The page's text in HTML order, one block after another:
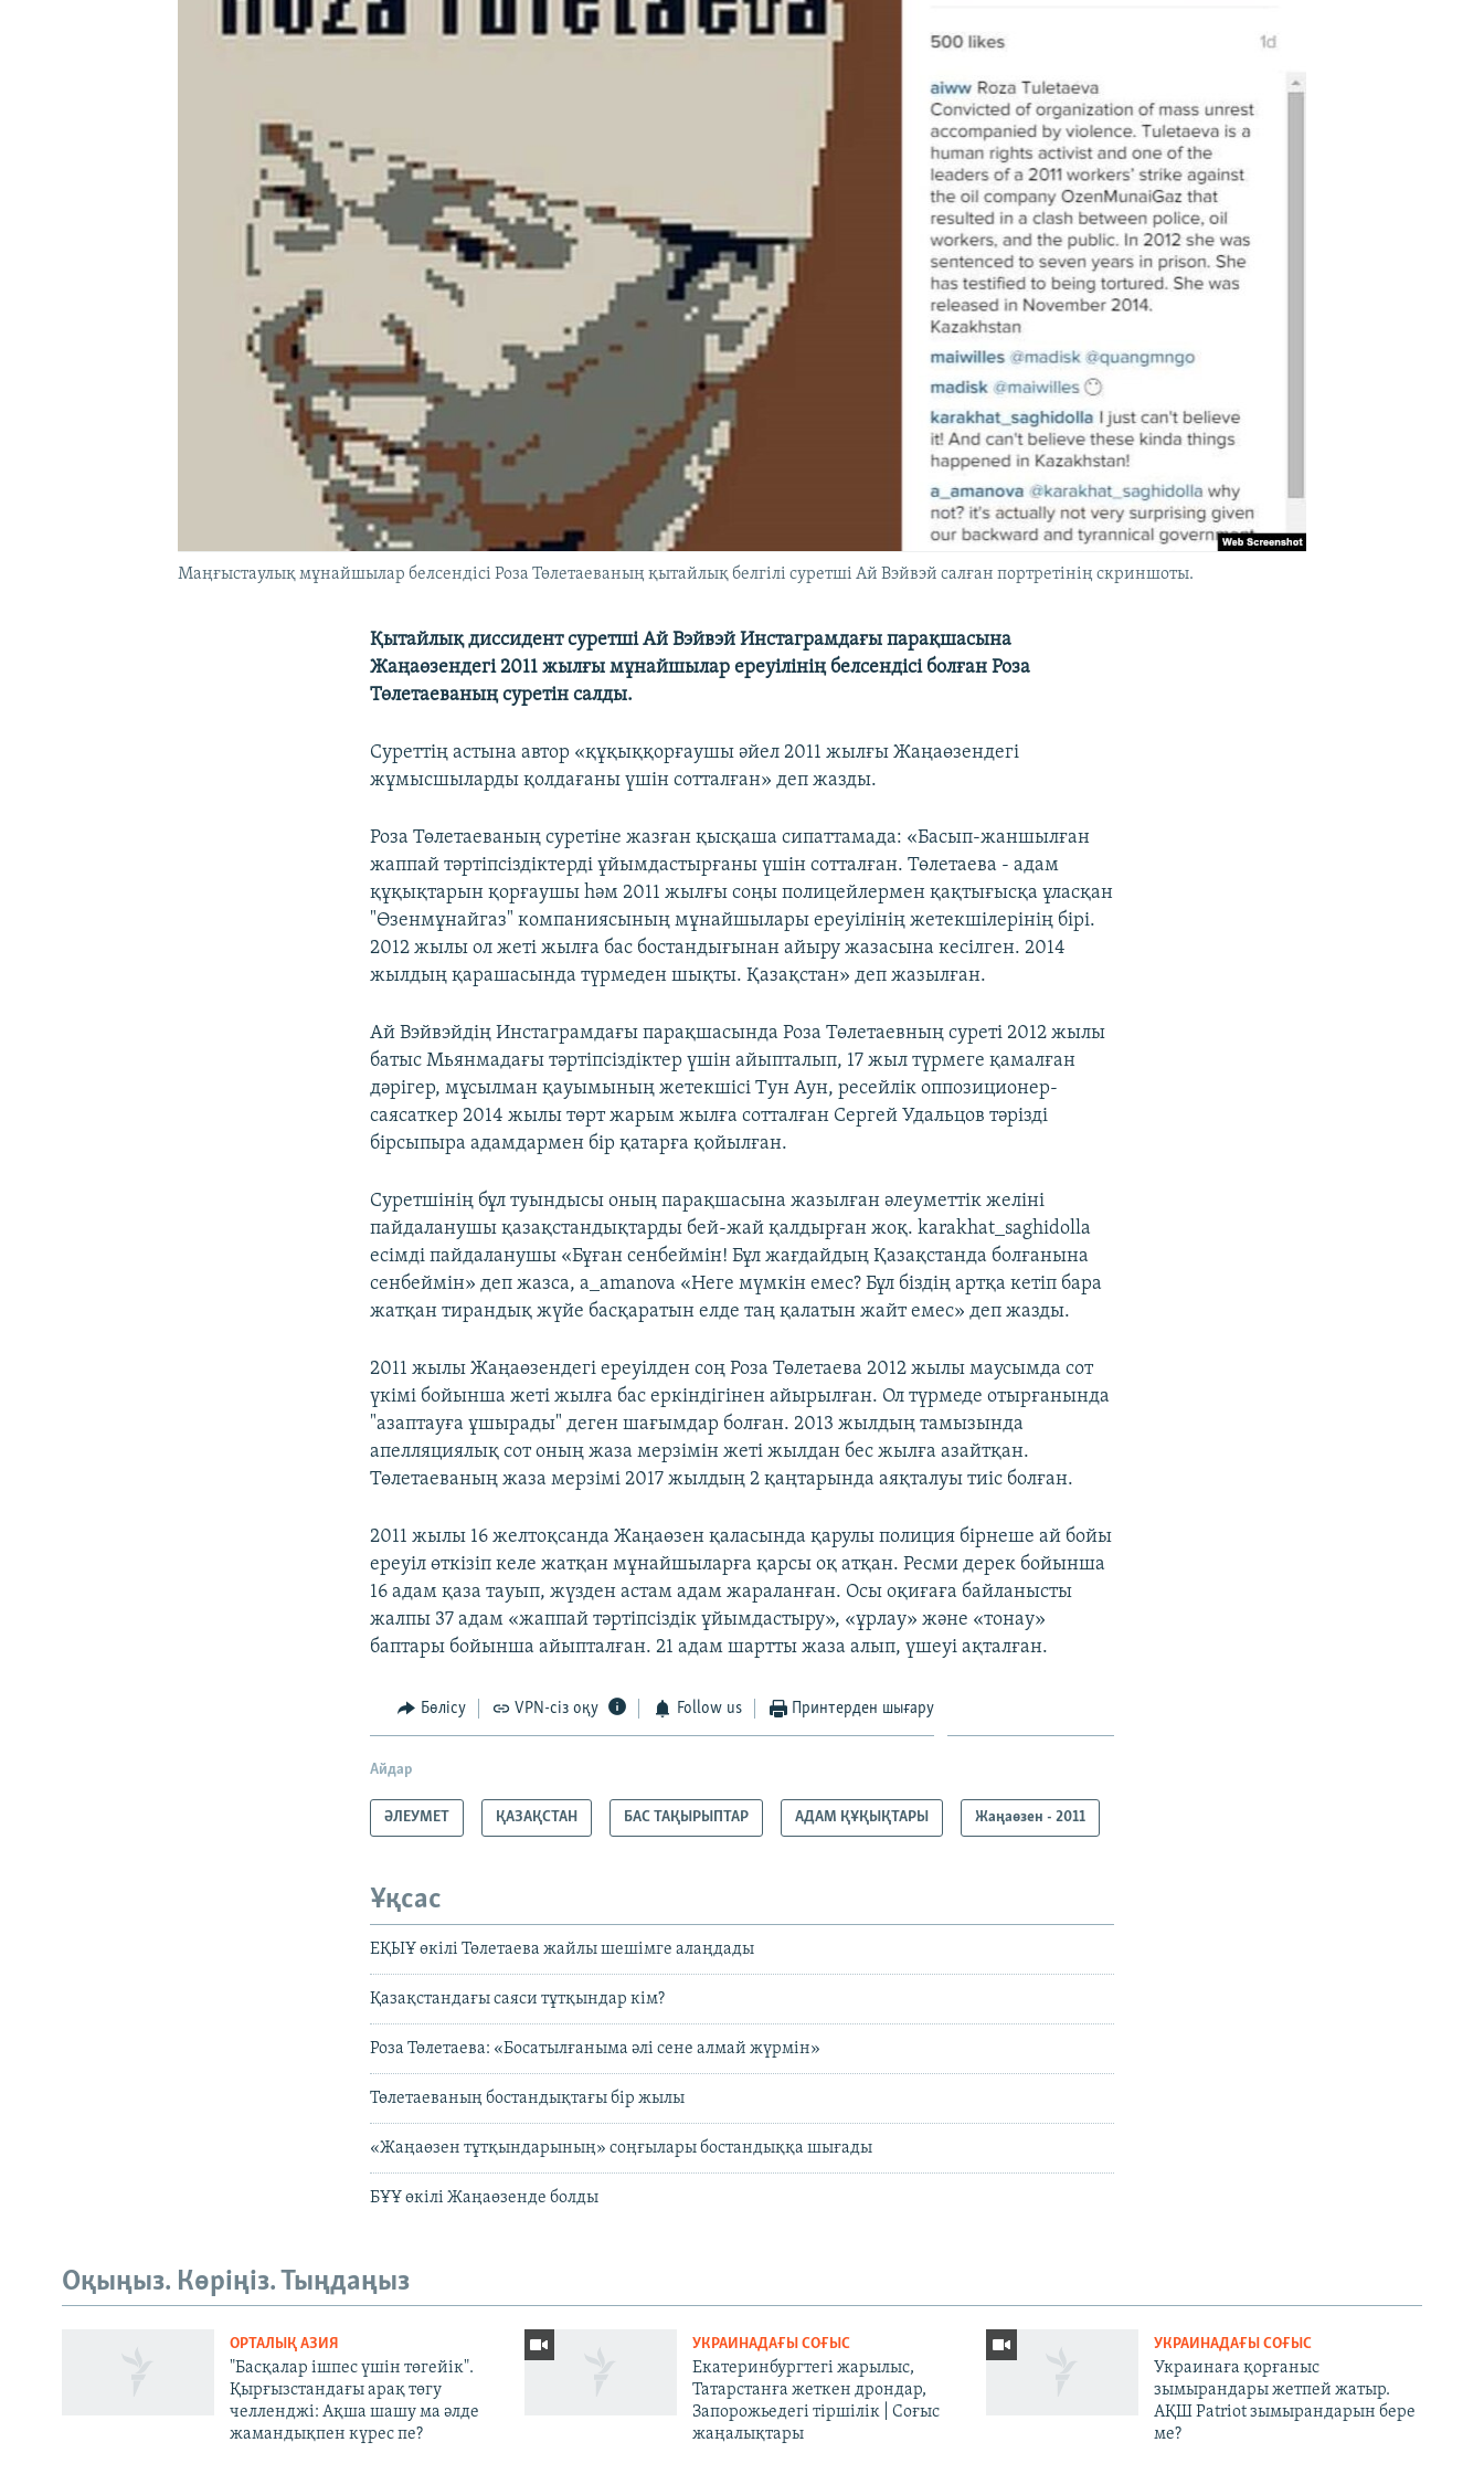
Маңғыстаулық мұнайшылар белсендісі Роза Төлетаеваның қытайлық белгілі суретші Ай Вэйвэй салған портретінің скриншоты.
Қытайлық диссидент суретші Ай Вэйвэй Инстаграмдағы парақшасына
Жаңаөзендегі 2011 жылғы мұнайшылар ереуілінің белсендісі болған Роза
Төлетаеваның суретін салды.
Суреттің астына автор «құқыққорғаушы әйел 2011 жылғы Жаңаөзендегі
жұмысшыларды қолдағаны үшін сотталған» деп жазды.
Роза Төлетаеваның суретіне жазған қысқаша сипаттамада: «Басып-жаншылған
жаппай тәртіпсіздіктерді ұйымдастырғаны үшін сотталған. Төлетаева - адам
құқықтарын қорғаушы һәм 2011 жылғы соңы полицейлермен қақтығысқа ұласқан
"Өзенмұнайгаз" компаниясының мұнайшылары ереуілінің жетекшілерінің бірі.
2012 жылы ол жеті жылға бас бостандығынан айыру жазасына кесілген. 2014
жылдың қарашасында түрмеден шықты. Қазақстан» деп жазылған.
Ай Вэйвэйдің Инстаграмдағы парақшасында Роза Төлетаевның суреті 2012 жылы
батыс Мьянмадағы тәртіпсіздіктер үшін айыпталып, 17 жыл түрмеге қамалған
дәрігер, мұсылман қауымының жетекшісі Тун Аун, ресейлік оппозиционер-
саясаткер 2014 жылы төрт жарым жылға сотталған Сергей Удальцов тәрізді
бірсыпыра адамдармен бір қатарға қойылған.
Суретшінің бұл туындысы оның парақшасына жазылған әлеуметтік желіні
пайдаланушы қазақстандықтарды бей-жай қалдырған жоқ. karakhat_saghidolla
есімді пайдаланушы «Бұған сенбеймін! Бұл жағдайдың Қазақстанда болғанына
сенбеймін» деп жазса, a_amanova «Неге мүмкін емес? Бұл біздің артқа кетіп бара
жатқан тирандық жүйе басқаратын елде таң қалатын жайт емес» деп жазды.
2011 жылы Жаңаөзендегі ереуілден соң Роза Төлетаева 2012 жылы маусымда сот
үкімі бойынша жеті жылға бас еркіндігінен айырылған. Ол түрмеде отырғанында
"азаптауға ұшырады" деген шағымдар болған. 2013 жылдың тамызында
апелляциялық сот оның жаза мерзімін жеті жылдан бес жылға азайтқан.
Төлетаеваның жаза мерзімі 2017 жылдың 2 қаңтарында аяқталуы тиіс болған.
2011 жылы 16 желтоқсанда Жаңаөзен қаласында қарулы полиция бірнеше ай бойы
ереуіл өткізіп келе жатқан мұнайшыларға қарсы оқ атқан. Ресми дерек бойынша
16 адам қаза тауып, жүзден астам адам жараланған. Осы оқиғаға байланысты
жалпы 37 адам «жаппай тәртіпсіздік ұйымдастыру», «ұрлау» және «тонау»
баптары бойынша айыпталған. 21 адам шартты жаза алып, үшеуі ақталған.
Бөлісу VPN-сіз оқу Follow us Принтерден шығару
Айдар
ӘЛЕУМЕТ ҚАЗАҚСТАН БАС ТАҚЫРЫПТАР АДАМ ҚҰҚЫҚТАРЫ Жаңаөзен - 2011
Ұқсас
ЕҚЫҰ өкілі Төлетаева жайлы шешімге алаңдады
Қазақстандағы саяси тұтқындар кім?
Роза Төлетаева: «Босатылғаныма әлі сене алмай жүрмін»
Төлетаеваның бостандықтағы бір жылы
«Жаңаөзен тұтқындарының» соңғылары бостандыққа шығады
БҰҰ өкілі Жаңаөзенде болды
Оқыңыз. Көріңіз. Тыңдаңыз
ОРТАЛЫҚ АЗИЯ
"Басқалар ішпес үшін төгейік".
Қырғызстандағы арақ төгу
челленджі: Ақша шашу ма әлде
жамандықпен күрес пе?
УКРАИНАДАҒЫ СОҒЫС
Екатеринбургтегі жарылыс,
Татарстанға жеткен дрондар,
Запорожьедегі тіршілік | Cоғыс
жаңалықтары
УКРАИНАДАҒЫ СОҒЫС
Украинаға қорғаныс
зымырандары жетпей жатыр.
АҚШ Patriot зымырандарын бере
ме?